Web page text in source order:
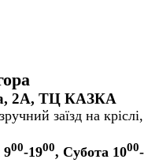
2А, ТЦ КАЗКА
заїзд на кріслі,
900-1900, Субота 1000-